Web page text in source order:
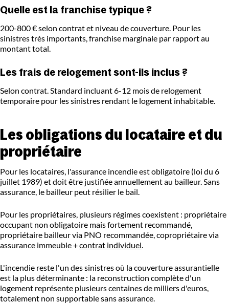
Quelle est la franchise typique ?
200-800 € selon contrat et niveau de couverture. Pour les
sinistres très importants, franchise marginale par rapport au
montant total.
Les frais de relogement sont-ils inclus ?
Selon contrat. Standard incluant 6-12 mois de relogement
temporaire pour les sinistres rendant le logement inhabitable.
Les obligations du locataire et du
propriétaire
Pour les locataires, l'assurance incendie est obligatoire (loi du 6
juillet 1989) et doit être justifiée annuellement au bailleur. Sans
assurance, le bailleur peut résilier le bail.
Pour les propriétaires, plusieurs régimes coexistent : propriétaire
occupant non obligatoire mais fortement recommandé,
propriétaire bailleur via PNO recommandée, copropriétaire via
assurance immeuble +contrat individuel
L'incendie reste l'un des sinistres où la couverture assurantielle
est la plus déterminante : la reconstruction complète d'un
logement représente plusieurs centaines de milliers d'euros,
totalement non supportable sans assurance.